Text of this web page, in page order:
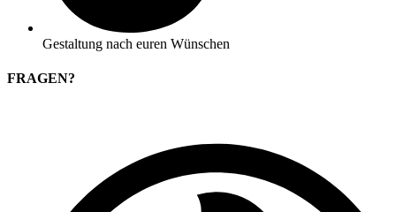
Gestaltung nach euren Wünschen
FRAGEN?